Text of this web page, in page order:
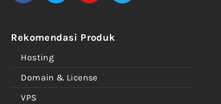
Rekomendasi Produk
Hosting
Domain & License
VPS